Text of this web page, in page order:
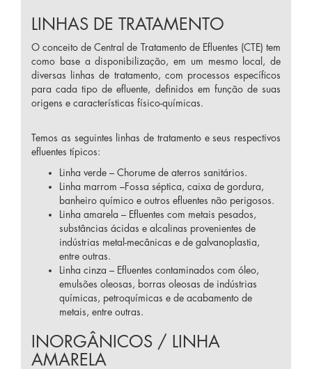
LINHAS DE TRATAMENTO
O conceito de Central de Tratamento de Efluentes (CTE) tem
como base a disponibilização, em um mesmo local, de
diversas linhas de tratamento, com processos específicos
para cada tipo de efluente, definidos em função de suas
origens e características físico-químicas.
Temos as seguintes linhas de tratamento e seus respectivos
efluentes típicos:
Linha verde – Chorume de aterros sanitários.
Linha marrom –Fossa séptica, caixa de gordura,
banheiro químico e outros efluentes não perigosos.
Linha amarela – Efluentes com metais pesados,
substâncias ácidas e alcalinas provenientes de
indústrias metal-mecânicas e de galvanoplastia,
entre outras.
Linha cinza – Efluentes contaminados com óleo,
emulsões oleosas, borras oleosas de indústrias
químicas, petroquímicas e de acabamento de
metais, entre outras.
INORGÂNICOS / LINHA
AMARELA